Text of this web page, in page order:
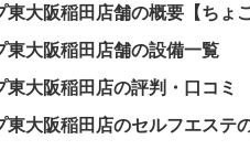
大阪稲田店舗の概要【ちょ
東大阪稲田店舗の設備一覧
東大阪稲田店の評判・口コミ
東大阪稲田店のセルフエステ